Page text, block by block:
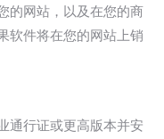
的网站，以及在您的商
软件将在您的网站上销
通行证或更高版本并安